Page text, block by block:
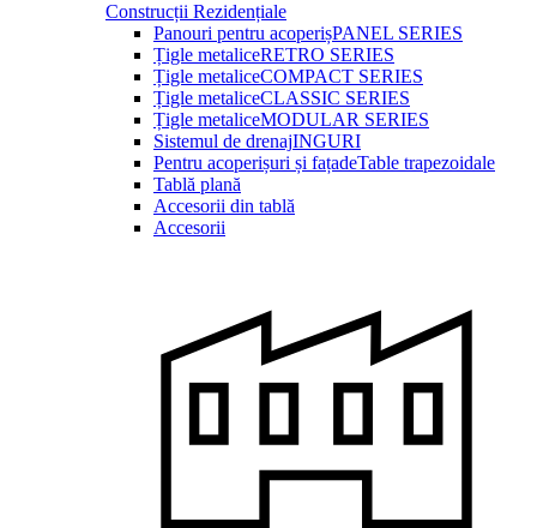
Construcții Rezidențiale
Panouri pentru acoperișPANEL SERIES
Țigle metaliceRETRO SERIES
Țigle metaliceCOMPACT SERIES
Țigle metaliceCLASSIC SERIES
Țigle metaliceMODULAR SERIES
Sistemul de drenajINGURI
Pentru acoperișuri și fațadeTable trapezoidale
Tablă plană
Accesorii din tablă
Accesorii